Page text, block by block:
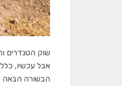
שוק הטנדרים
אבל עכשיו,